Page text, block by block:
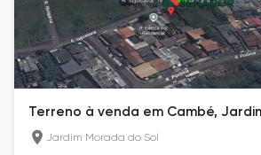
Terreno à venda em Cambé,
Jardim Morada do Sol